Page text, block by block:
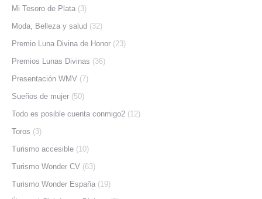
Mi Tesoro de Plata (3)
Moda, Belleza y salud (32)
Premio Luna Divina de Honor (23)
Premios Lunas Divinas (36)
Presentación WMV (7)
Sueños de mujer (50)
Todo es posible cuenta conmigo2 (12)
Toros (3)
Turismo accesible (10)
Turismo Wonder CV (63)
Turismo Wonder España (19)